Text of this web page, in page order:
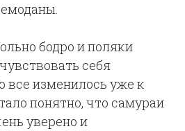
бодро и поляки
себя
все изменилось уже к
понятно, что самураи
уверено и